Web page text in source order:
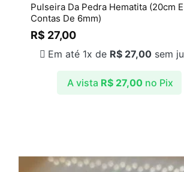
Pulseira Da Pedra Hematita (20cm E
Contas De 6mm)
R$ 27,00
A vista R$ 27,00 no Pix
Em até 1x de R$ 27,00 sem